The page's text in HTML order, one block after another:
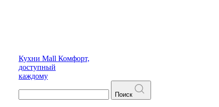
Кухни Mall Комфорт,
доступный
каждому
Поиск